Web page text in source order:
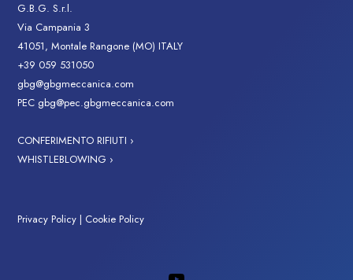
G.B.G. S.r.l.
Via Campania 3
41051, Montale Rangone (MO) ITALY
+39 059 531050
gbg@gbgmeccanica.com
PEC gbg@pec.gbgmeccanica.com
CONFERIMENTO RIFIUTI ›
WHISTLEBLOWING ›
Privacy Policy | Cookie Policy